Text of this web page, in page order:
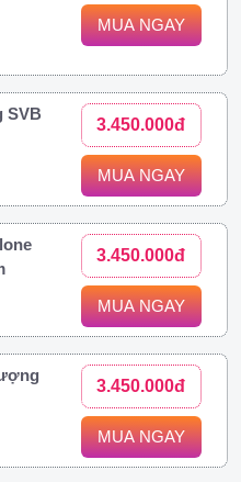
MUA NGAY
SVB
3.450.000đ
MUA NGAY
3.450.000đ
MUA NGAY
3.450.000đ
MUA NGAY